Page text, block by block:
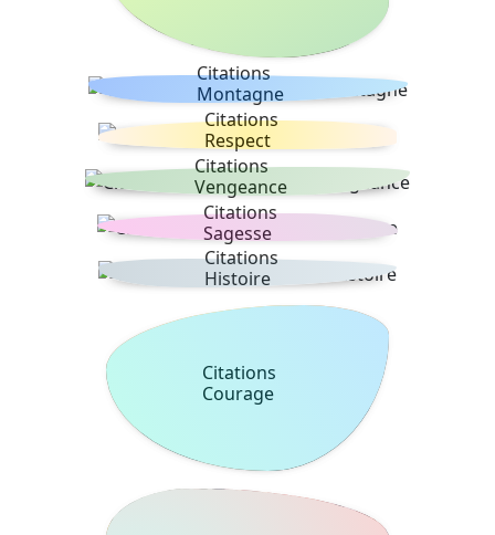
Citations
Montagne
Citations
Respect
Citations
Vengeance
Citations
Sagesse
Citations
Histoire
Citations
Courage